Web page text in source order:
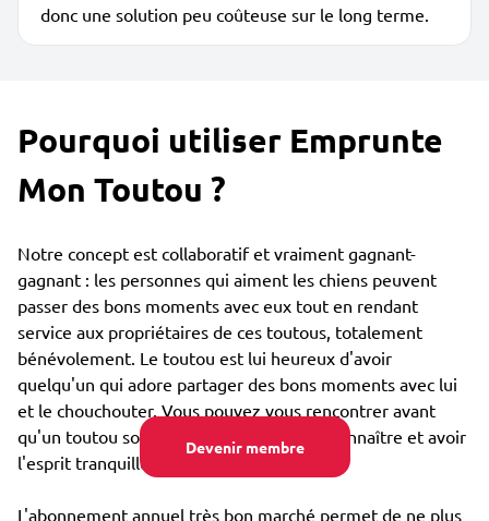
Devenir membre
donc une solution peu coûteuse sur le long terme.
Pourquoi utiliser Emprunte
Mon Toutou ?
Notre concept est collaboratif et vraiment gagnant-
gagnant : les personnes qui aiment les chiens peuvent
passer des bons moments avec eux tout en rendant
service aux propriétaires de ces toutous, totalement
bénévolement. Le toutou est lui heureux d'avoir
quelqu'un qui adore partager des bons moments avec lui
et le chouchouter. Vous pouvez vous rencontrer avant
qu'un toutou soit confié, afin de bien se connaître et avoir
l'esprit tranquille.
L'abonnement annuel très bon marché permet de ne plus